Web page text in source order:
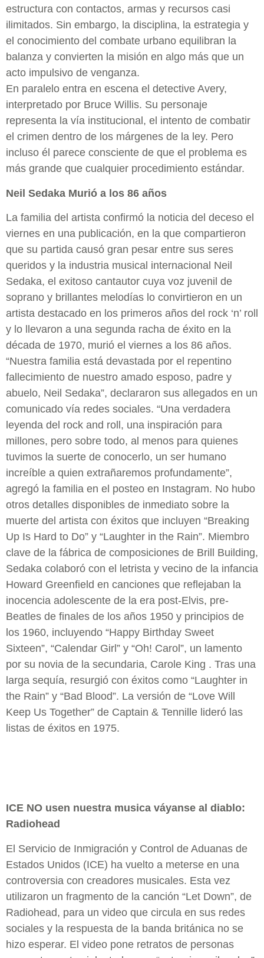
estructura con contactos, armas y recursos casi
ilimitados. Sin embargo, la disciplina, la estrategia y
el conocimiento del combate urbano equilibran la
balanza y convierten la misión en algo más que un
acto impulsivo de venganza.
En paralelo entra en escena el detective Avery,
interpretado por Bruce Willis. Su personaje
representa la vía institucional, el intento de combatir
el crimen dentro de los márgenes de la ley. Pero
incluso él parece consciente de que el problema es
más grande que cualquier procedimiento estándar.
Neil Sedaka Murió a los 86 años
La familia del artista confirmó la noticia del deceso el
viernes en una publicación, en la que compartieron
que su partida causó gran pesar entre sus seres
queridos y la industria musical internacional Neil
Sedaka, el exitoso cantautor cuya voz juvenil de
soprano y brillantes melodías lo convirtieron en un
artista destacado en los primeros años del rock ‘n’ roll
y lo llevaron a una segunda racha de éxito en la
década de 1970, murió el viernes a los 86 años.
“Nuestra familia está devastada por el repentino
fallecimiento de nuestro amado esposo, padre y
abuelo, Neil Sedaka”, declararon sus allegados en un
comunicado vía redes sociales. “Una verdadera
leyenda del rock and roll, una inspiración para
millones, pero sobre todo, al menos para quienes
tuvimos la suerte de conocerlo, un ser humano
increíble a quien extrañaremos profundamente”,
agregó la familia en el posteo en Instagram. No hubo
otros detalles disponibles de inmediato sobre la
muerte del artista con éxitos que incluyen “Breaking
Up Is Hard to Do” y “Laughter in the Rain”. Miembro
clave de la fábrica de composiciones de Brill Building,
Sedaka colaboró ​​con el letrista y vecino de la infancia
Howard Greenfield en canciones que reflejaban la
inocencia adolescente de la era post-Elvis, pre-
Beatles de finales de los años 1950 y principios de
los 1960, incluyendo “Happy Birthday Sweet
Sixteen”, “Calendar Girl” y “Oh! Carol”, un lamento
por su novia de la secundaria, Carole King . Tras una
larga sequía, resurgió con éxitos como “Laughter in
the Rain” y “Bad Blood”. La versión de “Love Will
Keep Us Together” de Captain & Tennille lideró las
listas de éxitos en 1975.
ICE NO usen nuestra musica váyanse al diablo:
Radiohead
El Servicio de Inmigración y Control de Aduanas de
Estados Unidos (ICE) ha vuelto a meterse en una
controversia con creadores musicales. Esta vez
utilizaron un fragmento de la canción “Let Down”, de
Radiohead, para un video que circula en sus redes
sociales y la respuesta de la banda británica no se
hizo esperar. El video pone retratos de personas